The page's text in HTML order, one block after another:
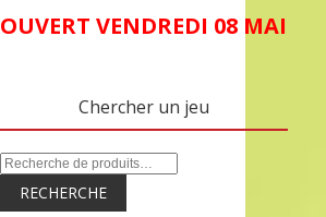
OUVERT VENDREDI 08 MAI
Chercher un jeu
RECHERCHE